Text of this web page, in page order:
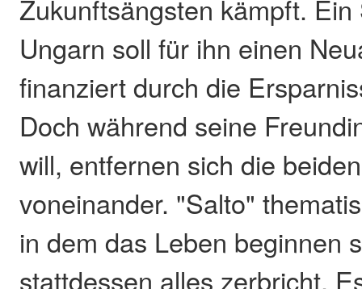
Zukunftsängsten kämpft.
Ungarn soll für ihn einen
finanziert durch die
Doch während seine
will, entfernen sich die
voneinander. "Salto"
in dem das Leben beginnen
stattdessen alles zerbricht.